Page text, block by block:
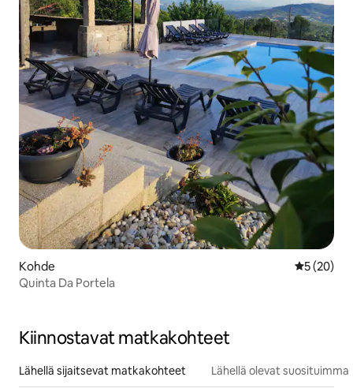
Kohde
5 (20)
Quinta Da Portela
Kiinnostavat matkakohteet
Lähellä sijaitsevat matkakohteet Lähellä olevat